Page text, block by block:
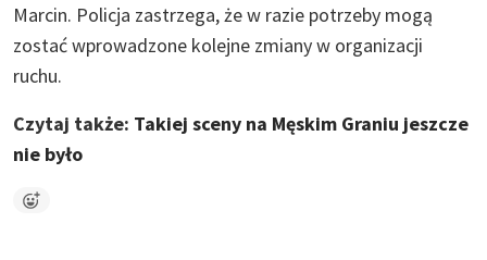
Marcin. Policja zastrzega, że w razie potrzeby mogą
zostać wprowadzone kolejne zmiany w organizacji
ruchu.
Czytaj także: Takiej sceny na Męskim Graniu jeszcze
nie było